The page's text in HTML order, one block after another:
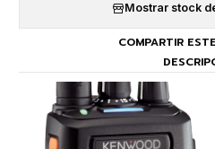
Mostrar stock
COMPARTIR